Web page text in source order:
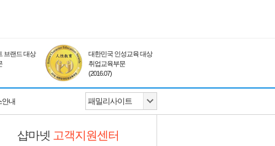
브랜드 대상
대한민국 인성교육 대상
취업교육부문
(2016.07)
내
샵마넷 고객지원센터